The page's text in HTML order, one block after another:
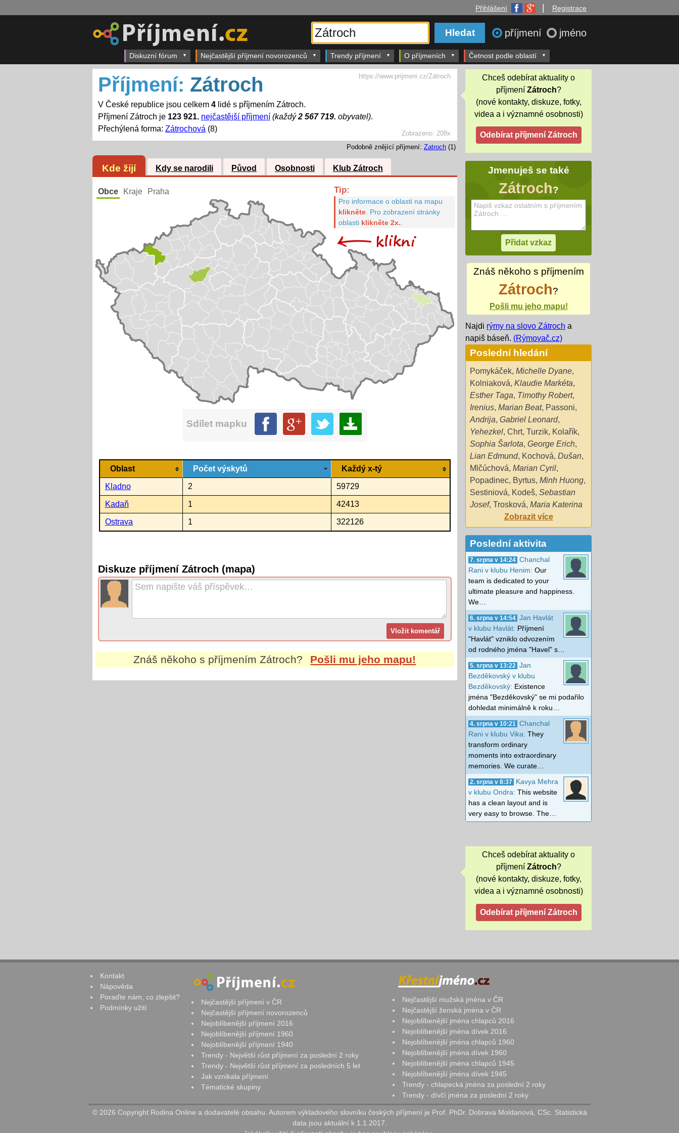
Přihlášení Registrace
příjmení jméno
Diskuzní fórum Nejčastější příjmení novorozenců Trendy příjmení O příjmeních Četnost podle oblastí
Zobrazeno:208x
Příjmení: Zátroch
V České republice jsou celkem 4lidé s příjmením Zátroch.
Příjmení Zátroch je 123 921. nejčastější příjmení (každý2 567 719. obyvatel).
Přechýlená forma: Zátrochová (8)
https://www.prijmeni.cz/Zátroch
Podobně znějící příjmení: Zatroch (1)
Kde žijí Kdy se narodili Původ Osobnosti Klub Zátroch
Obce Kraje Praha Tip:
Pro informace o oblasti na mapu
klikněte. Pro zobrazení stránky
oblasti klikněte 2x.
Sdílet mapku
Oblast Počet výskytů Každý x-tý
Kladno 2 59729
Kadaň 1 42413
Ostrava 1 322126
Diskuze příjmení Zátroch (mapa)
Znáš někoho s příjmenímZátroch? Pošli mu jeho mapu!
Chceš odebírat aktuality o
příjmení Zátroch?
(nové kontakty, diskuze, fotky,
videa a i významné osobnosti)
Jmenuješ se také
Zátroch?
Znáš někoho s příjmením
Zátroch?
Pošli mu jeho mapu!
Najdi rýmy na slovo Zátroch a
napiš báseň. (Rýmovač.cz)
Poslední hledání
Pomykáček, Michelle Dyane,
Kolniaková, Klaudie Markéta,
Esther Taga, Timothy Robert,
Irenius, Marian Beat, Passoni,
Andrija, Gabriel Leonard,
Yehezkel, Chrt, Turzik, Kolařík,
Sophia Šarlota, George Erich,
Lian Edmund, Kochová, Dušan,
Mlčúchová, Marian Cyril,
Popadinec, Byrtus, Minh Huong,
Sestiniová, Kodeš, Sebastian
Josef, Trosková, Maria Katerina
Zobrazit více
Poslední aktivita
7. srpna v 14:24 Chanchal
Rani v klubu Henim: Our
team is dedicated to your
ultimate pleasure and happiness.
We…
6. srpna v 14:54 Jan Havlát
v klubu Havlát: Příjmení
"Havlát" vzniklo odvozením
od rodného jména "Havel" s…
5. srpna v 13:22
Jan
Bezděkovský v klubu
Bezděkovský: Existence
jména "Bezděkovský" se mi podařilo
dohledat minimálně k roku…
4. srpna v 10:21
Chanchal
Rani v klubu Vika: They
transform ordinary
moments into extraordinary
memories. We curate…
2. srpna v 8:37
Kavya Mehra
v klubu Ondra: This website
has a clean layout and is
very easy to browse. The…
Chceš odebírat aktuality o
příjmení Zátroch?
(nové kontakty, diskuze, fotky,
videa a i významné osobnosti)
Kontakt
Nápověda
Poraďte nám, co zlepšit?
Podmínky užití
Nejčastější příjmení v ČR
Nejčastější příjmení novorozenců
Nejoblíbenější příjmení 2016
Nejoblíbenější příjmení 1960
Nejoblíbenější příjmení 1940
Trendy - Největší růst příjmení za poslední 2 roky
Trendy - Největší růst příjmení za posledních 5 let
Jak vznikala příjmení
Tématické skupiny
Nejčastější mužská jména v ČR
Nejčastější ženská jména v ČR
Nejoblíbenější jména chlapců 2016
Nejoblíbenější jména dívek 2016
Nejoblíbenější jména chlapců 1960
Nejoblíbenější jména dívek 1960
Nejoblíbenější jména chlapců 1945
Nejoblíbenější jména dívek 1945
Trendy - chlapecká jména za poslední 2 roky
Trendy - dívčí jména za poslední 2 roky
© 2026 Copyright Rodina Online a dodavatelé obsahu. Autorem výkladového slovníku českých příjmení je Prof. PhDr. Dobrava Moldanová, CSc. Statistická
data jsou aktuální k 1.1.2017.